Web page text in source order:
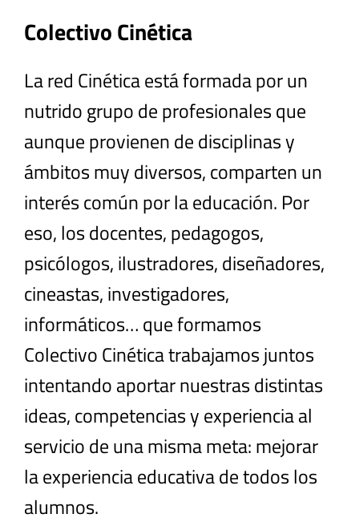
Colectivo Cinética
La red Cinética está formada por un
nutrido grupo de profesionales que
aunque provienen de disciplinas y
ámbitos muy diversos, comparten un
interés común por la educación. Por
eso, los docentes, pedagogos,
psicólogos, ilustradores, diseñadores,
cineastas, investigadores,
informáticos… que formamos
Colectivo Cinética trabajamos juntos
intentando aportar nuestras distintas
ideas, competencias y experiencia al
servicio de una misma meta: mejorar
la experiencia educativa de todos los
alumnos.